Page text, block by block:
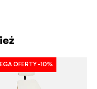
OFERTY -10%